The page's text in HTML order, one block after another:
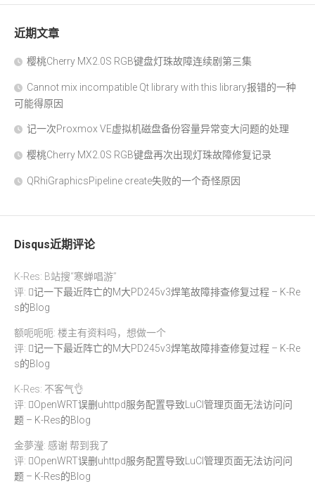
近期文章
樱桃Cherry MX2.0S RGB键盘灯珠故障连续剧第三集
Cannot mix incompatible Qt library with this library报错的一种
可能得原因
记一次Proxmox VE虚拟机磁盘备份容量异常变大问题的处理
樱桃Cherry MX2.0S RGB键盘再次出现灯珠故障修复记录
QRhiGraphicsPipeline create失败的一个奇怪原因
Disqus近期评论
K-Res: B站搜“寒蝉唱游”
评:
记一下最近阵亡的M大PD245v3焊笔故障排查修复过程 – K-Re
s的Blog
额呃呃呃: 楼主有资料吗，想做一个
评:
记一下最近阵亡的M大PD245v3焊笔故障排查修复过程 – K-Re
s的Blog
K-Res: 不客气👌
评:
OpenWRT误删uhttpd服务配置导致LuCI管理页面无法访问问
题 – K-Res的Blog
金夢瀅: 感谢 帮到我了
评:
OpenWRT误删uhttpd服务配置导致LuCI管理页面无法访问问
题 – K-Res的Blog